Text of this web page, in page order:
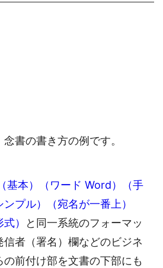
書の書き方の例です。
基本）（ワード Word）（手
プル）（宛名が一番上）
）
と同一系統のフォーマッ
信者（署名）欄などのビジネ
の前付け部を文書の下部にも